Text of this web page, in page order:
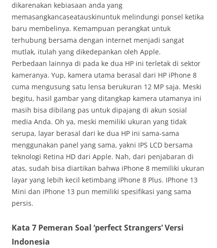
dikarenakan kebiasaan anda yang
memasangkancaseatauskinuntuk melindungi ponsel ketika
baru membelinya. Kemampuan perangkat untuk
terhubung bersama dengan internet menjadi sangat
mutlak, itulah yang dikedepankan oleh Apple.
Perbedaan lainnya di pada ke dua HP ini terletak di sektor
kameranya. Yup, kamera utama berasal dari HP iPhone 8
cuma mengusung satu lensa berukuran 12 MP saja. Meski
begitu, hasil gambar yang ditangkap kamera utamanya ini
masih bisa dibilang pas untuk dipajang di akun sosial
media Anda. Oh ya, meski memiliki ukuran yang tidak
serupa, layar berasal dari ke dua HP ini sama-sama
menggunakan panel yang sama, yakni IPS LCD bersama
teknologi Retina HD dari Apple. Nah, dari penjabaran di
atas, sudah bisa diartikan bahwa iPhone 8 memiliki ukuran
layar yang lebih kecil ketimbang iPhone 8 Plus. IPhone 13
Mini dan iPhone 13 pun memiliki spesifikasi yang sama
persis.
Kata 7 Pemeran Soal ‘perfect Strangers’ Versi
Indonesia